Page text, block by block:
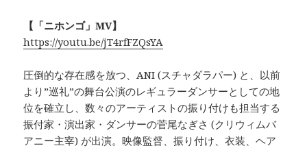
【「ニホンゴ」MV】
https://youtu.be/jT4rfFZQsYA
圧倒的な存在感を放つ、ANI (スチャダラパー) と、以前
より”巡礼”の舞台公演のレギュラーダンサーとしての地
位を確立し、数々のアーティストの振り付けも担当する
振付家・演出家・ダンサーの菅尾なぎさ (クリウィムバ
アニー主宰) が出演。映像監督、振り付け、衣装、ヘア